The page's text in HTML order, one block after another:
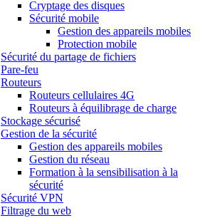
Cryptage des disques
Sécurité mobile
Gestion des appareils mobiles
Protection mobile
Sécurité du partage de fichiers
Pare-feu
Routeurs
Routeurs cellulaires 4G
Routeurs à équilibrage de charge
Stockage sécurisé
Gestion de la sécurité
Gestion des appareils mobiles
Gestion du réseau
Formation à la sensibilisation à la
sécurité
Sécurité VPN
Filtrage du web